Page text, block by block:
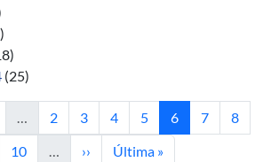
(25)
page
… Page
2 Page
3 Page
4 Page
5 Current page
6 Page
7 Page
8
Page
10 … Next page
›› Last page
Última »